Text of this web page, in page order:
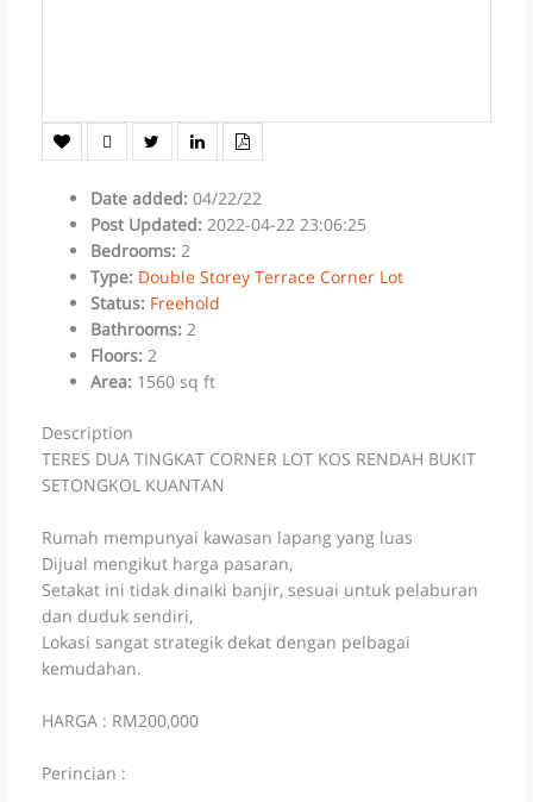
Date added: 04/22/22
Post Updated: 2022-04-22 23:06:25
Bedrooms: 2
Type: Double Storey Terrace Corner Lot
Status: Freehold
Bathrooms: 2
Floors: 2
Area: 1560 sq ft
Description
TERES DUA TINGKAT CORNER LOT KOS RENDAH BUKIT
SETONGKOL KUANTAN
Rumah mempunyai kawasan lapang yang luas
Dijual mengikut harga pasaran,
Setakat ini tidak dinaiki banjir, sesuai untuk pelaburan
dan duduk sendiri,
Lokasi sangat strategik dekat dengan pelbagai
kemudahan.
HARGA : RM200,000
Perincian :